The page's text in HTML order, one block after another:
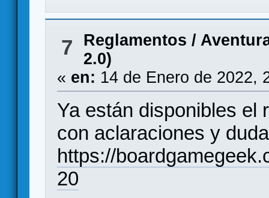
7 Reglamentos /
2.0)
« en: 14 de Enero de 2022,
Ya están disponibles el
con aclaraciones y
https://
20